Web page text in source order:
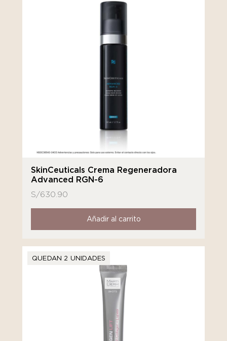
SkinCeuticals Crema Regeneradora
Advanced RGN-6
S/630.90
Añadir al carrito
QUEDAN 2 UNIDADES